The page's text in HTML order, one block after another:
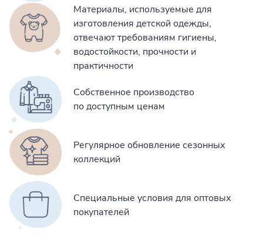
Материалы, используемые для
изготовления детской одежды,
отвечают требованиям гигиены,
водостойкости, прочности и
практичности
Собственное производство
по доступным ценам
Регулярное обновление сезонных
коллекций
Специальные условия для оптовых
покупателей